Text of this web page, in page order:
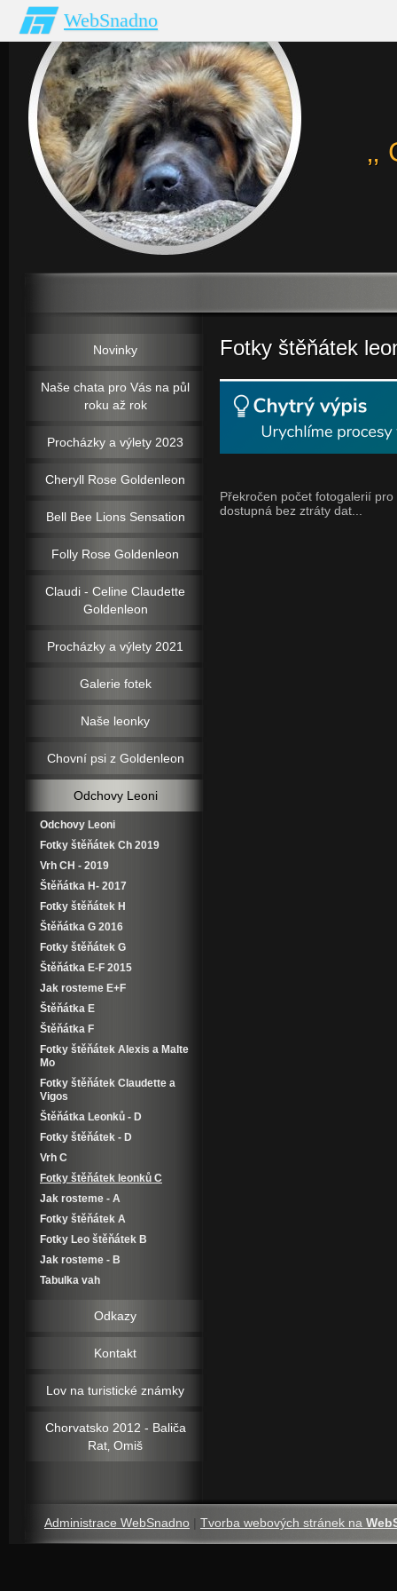
WebSnadno
Fotky štěňátek
Překročen počet fotogalerií
dostupná bez ztráty dat...
Novinky
Naše chata pro Vás na půl
roku až rok
Procházky a výlety 2023
Cheryll Rose Goldenleon
Bell Bee Lions Sensation
Folly Rose Goldenleon
Claudi - Celine Claudette
Goldenleon
Procházky a výlety 2021
Galerie fotek
Naše leonky
Chovní psi z Goldenleon
Odchovy Leoni
Odchovy Leoni
Fotky štěňátek Ch 2019
Vrh CH - 2019
Štěňátka H- 2017
Fotky štěňátek H
Štěňátka G 2016
Fotky štěňátek G
Štěňátka E-F 2015
Jak rosteme E+F
Štěňátka E
Štěňátka F
Fotky štěňátek Alexis a Malte
Mo
Fotky štěňátek Claudette a
Vigos
Štěňátka Leonků - D
Fotky štěňátek - D
Vrh C
Fotky štěňátek leonků C
Jak rosteme - A
Fotky štěňátek A
Fotky Leo štěňátek B
Jak rosteme - B
Tabulka vah
Odkazy
Kontakt
Lov na turistické známky
Chorvatsko 2012 - Baliča
Rat‚ Omiš
Administrace WebSnadno | Tvorba webových stránek na